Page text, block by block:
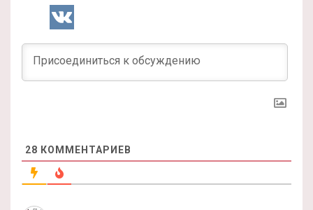
28 КОММЕНТАРИЕВ